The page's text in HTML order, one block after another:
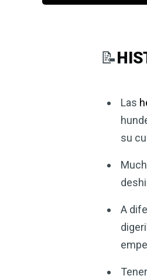
📝
Las
su
A